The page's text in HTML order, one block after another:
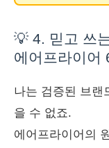
💡 4. 믿고 쓰
에어프라이어
나는 검증된 브랜
을 수 없죠.
에어프라이어의